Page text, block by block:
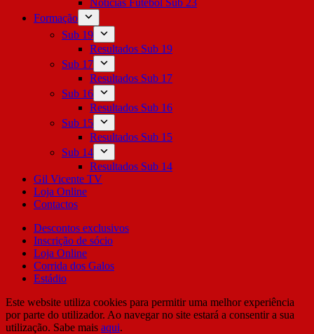
Notícias Futebol Sub 23
Formação
Sub 19
Resultados Sub 19
Sub 17
Resultados Sub 17
Sub 16
Resultados Sub 16
Sub 15
Resultados Sub 15
Sub 14
Resultados Sub 14
Gil Vicente TV
Loja Online
Contactos
Descontos exclusivos
Inscrição de sócio
Loja Online
Corrida dos Galos
Estádio
Este website utiliza cookies para permitir uma melhor experiência
por parte do utilizador. Ao navegar no site estará a consentir a sua
utilização. Sabe mais aqui.